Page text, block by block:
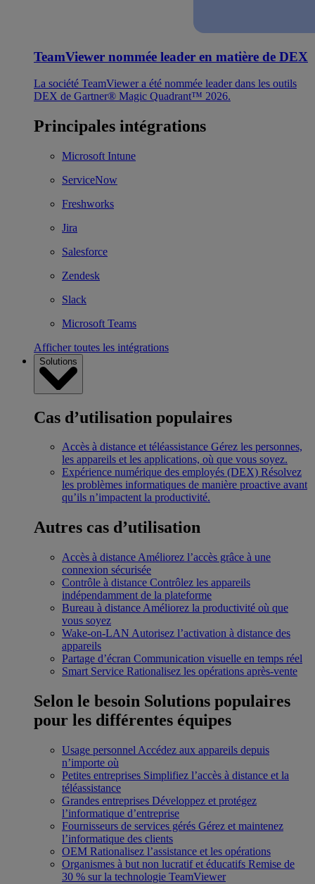
TeamViewer nommée leader en matière de DEX
La société TeamViewer a été nommée leader dans les outils
DEX de Gartner® Magic Quadrant™ 2026.
Principales intégrations
Microsoft Intune
ServiceNow
Freshworks
Jira
Salesforce
Zendesk
Slack
Microsoft Teams
Afficher toutes les intégrations
Solutions
Cas d’utilisation populaires
Accès à distance et téléassistance Gérez les personnes,
les appareils et les applications, où que vous soyez.
Expérience numérique des employés (DEX) Résolvez
les problèmes informatiques de manière proactive avant
qu’ils n’impactent la productivité.
Autres cas d’utilisation
Accès à distance Améliorez l’accès grâce à une
connexion sécurisée
Contrôle à distance Contrôlez les appareils
indépendamment de la plateforme
Bureau à distance Améliorez la productivité où que
vous soyez
Wake-on-LAN Autorisez l’activation à distance des
appareils
Partage d’écran Communication visuelle en temps réel
Smart Service Rationalisez les opérations après-vente
Selon le besoin Solutions populaires
pour les différentes équipes
Usage personnel Accédez aux appareils depuis
n’importe où
Petites entreprises Simplifiez l’accès à distance et la
téléassistance
Grandes entreprises Développez et protégez
l’informatique d’entreprise
Fournisseurs de services gérés Gérez et maintenez
l’informatique des clients
OEM Rationalisez l’assistance et les opérations
Organismes à but non lucratif et éducatifs Remise de
30 % sur la technologie TeamViewer